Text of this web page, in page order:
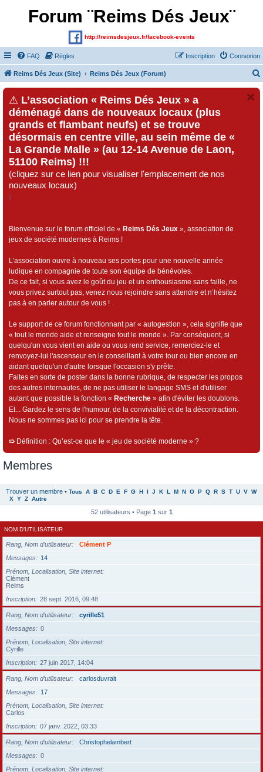
Forum ¨Reims Dés Jeux¨
http://reimsdesjeux.fr/facebook-events
FAQ Règles Connexion
Inscription
Reims Dés Jeux (Site) Reims Dés Jeux (Forum)
⚠ L’association « Reims Dés Jeux » a
déménagé dans de nouveaux locaux (plus
grands et flambant neufs) et se trouve
désormais en centre ville, au sein même de «
La Grande Malle » (au 12-14 Avenue de Laon,
51100 Reims) !!!
(cliquez sur ce lien pour visualiser l'emplacement de nos
nouveaux locaux)
)
Bienvenue sur le forum officiel de « Reims Dés Jeux », association de
jeux de société modernes à Reims !
L’association ouvre à nouveau ses portes pour une nouvelle année
ludique en compagnie de toute son équipe de bénévoles.
De ce fait, si vous avez le goût du jeu et un enthousiasme sans faille, ne
vous privez surtout pas, venez nous rejoindre sans attendre et n’hésitez
pas à en parler autour de vous !
Le support de ce forum fonctionnant par « autogestion », cela signifie que
« tout le monde aide et renseigne tout le monde ». Par conséquent, si
quelqu'un vous vient en aide ou vous rend service, remerciez-le et
renvoyez-lui l'ascenseur en le conseillant à votre tour ou bien encore en
aidant quelqu'un d'autre lorsque l'occasion s'y prête.
Faites en sorte de poster dans la bonne rubrique, de respecter les propos
des autres internautes, de ne pas utiliser le langage SMS et d'utiliser
autant que possible la fonction « Recherche » afin d'éviter les doublons.
Et... Gardez le sens de l'humour, de la convivialité et de la décontraction.
Nous ne sommes pas ici pour se prendre la tête.
➯ Définition : Qu’est-ce que le « jeu de société moderne » ?
Membres
Trouver un membre • Tous A B C D E F G H I J K L M N O P Q R S T U V W
X Y Z Autre
52 utilisateurs • Page 1 sur 1
NOM D’UTILISATEUR
Rang, Nom d’utilisateur
Clément P
Messages
14
Prénom, Localisation, Site internet
Clément
Reims
Inscription
28 sept. 2016, 09:48
Rang, Nom d’utilisateur
cyrille51
Messages
0
Prénom, Localisation, Site internet
Cyrille
Inscription
27 juin 2017, 14:04
Rang, Nom d’utilisateur
carlosduvrait
Messages
17
Prénom, Localisation, Site internet
Carlos
Inscription
07 janv. 2022, 03:33
Rang, Nom d’utilisateur
Christophelambert
Messages
0
Prénom, Localisation, Site internet